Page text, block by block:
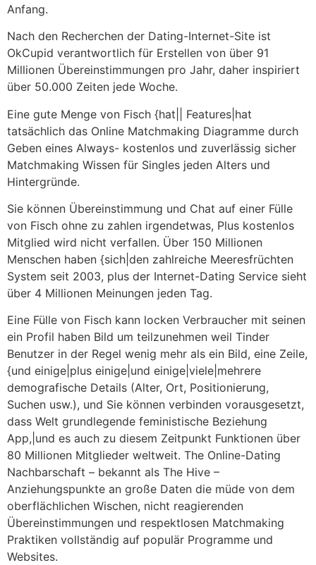
Anfang.
Nach den Recherchen der Dating-Internet-Site ist
OkCupid verantwortlich für Erstellen von über 91
Millionen Übereinstimmungen pro Jahr, daher inspiriert
über 50.000 Zeiten jede Woche.
Eine gute Menge von Fisch {hat|| Features|hat
tatsächlich das Online Matchmaking Diagramme durch
Geben eines Always- kostenlos und zuverlässig sicher
Matchmaking Wissen für Singles jeden Alters und
Hintergründe.
Sie können Übereinstimmung und Chat auf einer Fülle
von Fisch ohne zu zahlen irgendetwas, Plus kostenlos
Mitglied wird nicht verfallen. Über 150 Millionen
Menschen haben {sich|den zahlreiche Meeresfrüchten
System seit 2003, plus der Internet-Dating Service sieht
über 4 Millionen Meinungen jeden Tag.
Eine Fülle von Fisch kann locken Verbraucher mit seinen
ein Profil haben Bild um teilzunehmen weil Tinder
Benutzer in der Regel wenig mehr als ein Bild, eine Zeile,
{und einige|plus einige|und einige|viele|mehrere
demografische Details (Alter, Ort, Positionierung,
Suchen usw.), und Sie können verbinden vorausgesetzt,
dass Welt grundlegende feministische Beziehung
App,|und es auch zu diesem Zeitpunkt Funktionen über
80 Millionen Mitglieder weltweit. The Online-Dating
Nachbarschaft – bekannt als The Hive –
Anziehungspunkte an große Daten die müde von dem
oberflächlichen Wischen, nicht reagierenden
Übereinstimmungen und respektlosen Matchmaking
Praktiken vollständig auf populär Programme und
Websites.